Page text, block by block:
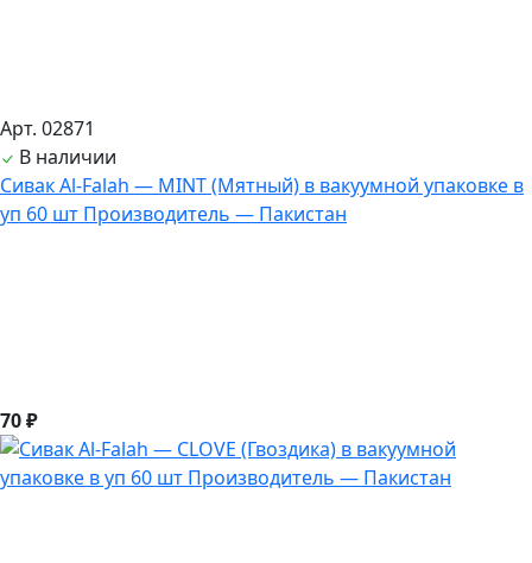
Арт. 02871
В наличии
Сивак Al-Falah — MINT (Мятный) в вакуумной упаковке в
уп 60 шт Производитель — Пакистан
70 ₽